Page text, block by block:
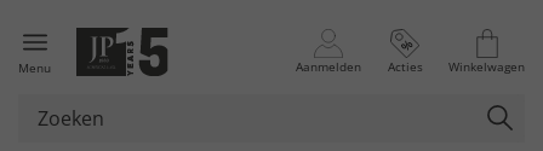
Menu Aanmelden Acties Winkelwagen